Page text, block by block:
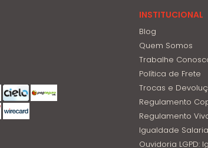
INSTITUCIONAL
Blog
Quem Somos
Trabalhe
Política de Frete
Trocas e
Regulamento
Regulamento
Igualdade
Ouvidoria LGPD: